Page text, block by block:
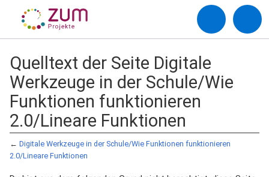
Quelltext der Seite Digitale
Werkzeuge in der Schule/Wie
Funktionen funktionieren
2.0/Lineare Funktionen
← Digitale Werkzeuge in der Schule/Wie Funktionen funktionieren
2.0/Lineare Funktionen